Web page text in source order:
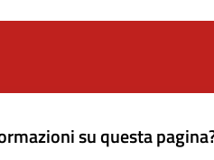
su questa